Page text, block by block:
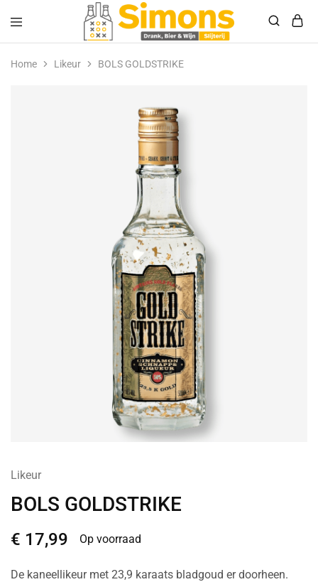
Simonsdrank.nl
Drank,
Bier
&
Home Likeur BOLS GOLDSTRIKE
Likeur
BOLS GOLDSTRIKE
€ 17,99 Op voorraad
De kaneellikeur met 23,9 karaats bladgoud er doorheen.